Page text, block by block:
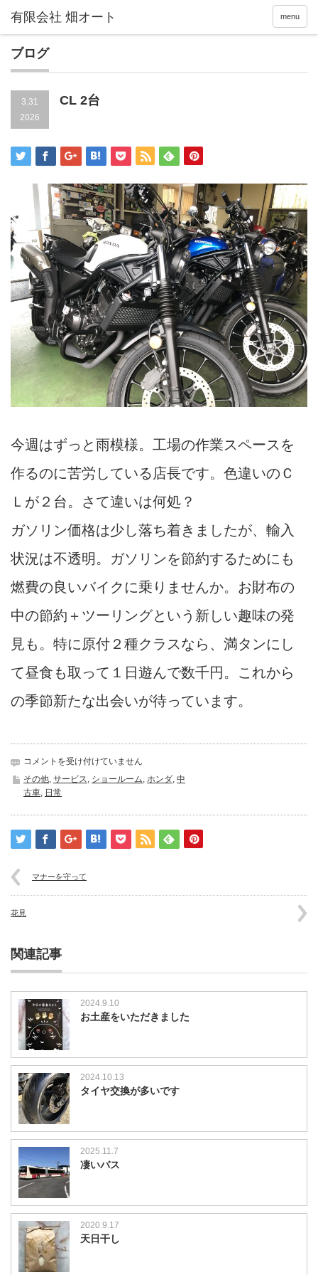
menu
ブログ
3.31
2026
CL 2台
今週はずっと雨模様。工場の作業スペースを
作るのに苦労している店長です。色違いのＣ
Ｌが２台。さて違いは何処？
ガソリン価格は少し落ち着きましたが、輸入
状況は不透明。ガソリンを節約するためにも
燃費の良いバイクに乗りませんか。お財布の
中の節約＋ツーリングという新しい趣味の発
見も。特に原付２種クラスなら、満タンにし
て昼食も取って１日遊んで数千円。これから
の季節新たな出会いが待っています。
CL
台
コメントを受け付けていません
その他 サービス ショールーム ホンダ 中
古車 日常
マナーを守って
花見
関連記事
2024.9.10
お土産をいただきました
2024.10.13
タイヤ交換が多いです
2025.11.7
凄いバス
2020.9.17
天日干し